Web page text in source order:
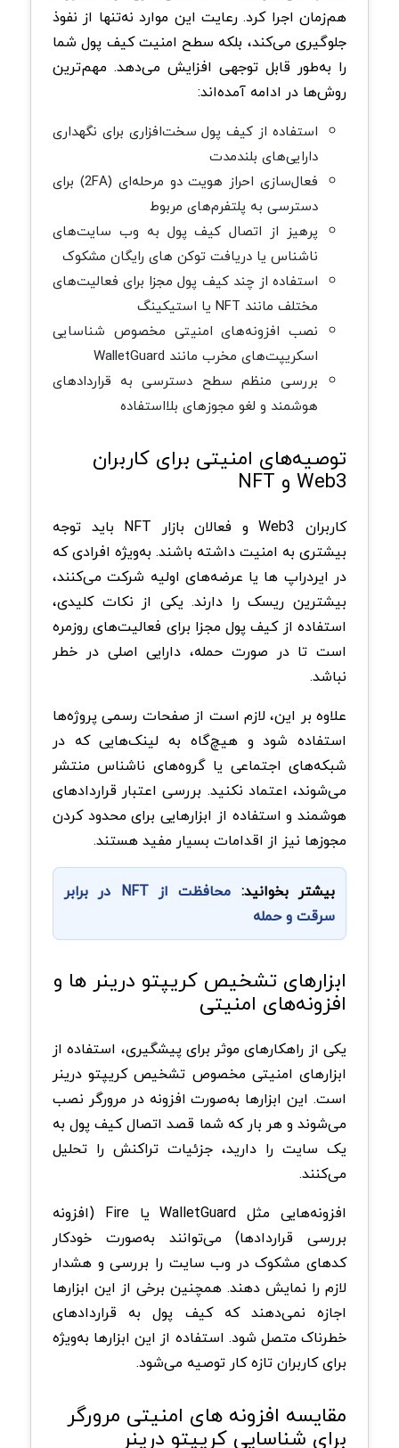
هم‌زمان اجرا کرد. رعایت این موارد نه‌تنها از نفوذ
جلوگیری می‌کند، بلکه سطح امنیت کیف پول شما
را به‌طور قابل‌ توجهی افزایش می‌دهد. مهم‌ترین
روش‌ها در ادامه آمده‌اند:
استفاده از کیف پول سخت‌افزاری برای نگهداری
دارایی‌های بلندمدت
فعال‌سازی احراز هویت دو مرحله‌ای (2FA) برای
دسترسی به پلتفرم‌های مربوط
پرهیز از اتصال کیف پول به وب‌ سایت‌های
ناشناس یا دریافت توکن های رایگان مشکوک
استفاده از چند کیف پول مجزا برای فعالیت‌های
مختلف مانند NFT یا استیکینگ
نصب افزونه‌های امنیتی مخصوص شناسایی
اسکریپت‌های مخرب مانند WalletGuard
بررسی منظم سطح دسترسی به قراردادهای
هوشمند و لغو مجوزهای بلااستفاده
توصیه‌های امنیتی برای کاربران
Web3 و NFT
کاربران Web3 و فعالان بازار NFT باید توجه
بیشتری به امنیت داشته باشند. به‌ویژه افرادی که
در ایردراپ ها یا عرضه‌های اولیه شرکت می‌کنند،
بیشترین ریسک را دارند. یکی از نکات کلیدی،
استفاده از کیف پول مجزا برای فعالیت‌های روزمره
است تا در صورت حمله، دارایی اصلی در خطر
نباشد.
علاوه بر این، لازم است از صفحات رسمی پروژه‌ها
استفاده شود و هیچ‌گاه به لینک‌هایی که در
شبکه‌های اجتماعی یا گروه‌های ناشناس منتشر
می‌شوند، اعتماد نکنید. بررسی اعتبار قراردادهای
هوشمند و استفاده از ابزارهایی برای محدود کردن
مجوزها نیز از اقدامات بسیار مفید هستند.
بیشتر بخوانید:
محافظت از NFT در برابر
سرقت و حمله
ابزارهای تشخیص کریپتو درینر ها و
افزونه‌های امنیتی
یکی از راهکارهای موثر برای پیشگیری، استفاده از
ابزارهای امنیتی مخصوص تشخیص کریپتو درینر
است. این ابزارها به‌صورت افزونه در مرورگر نصب
می‌شوند و هر بار که شما قصد اتصال کیف پول به
یک سایت را دارید، جزئیات تراکنش را تحلیل
می‌کنند.
افزونه‌هایی مثل WalletGuard یا Fire (افزونه
بررسی قراردادها) می‌توانند به‌صورت خودکار
کدهای مشکوک در وب‌ سایت را بررسی و هشدار
لازم را نمایش دهند. همچنین برخی از این ابزارها
اجازه نمی‌دهند که کیف پول به قراردادهای
خطرناک متصل شود. استفاده از این ابزارها به‌ویژه
برای کاربران تازه‌ کار توصیه می‌شود.
مقایسه افزونه های امنیتی مرورگر
برای شناسایی کریپتو درینر